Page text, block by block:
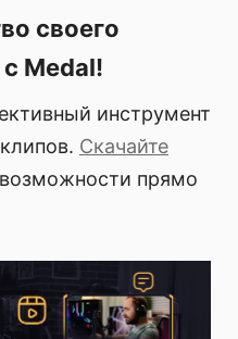
своего
с Medal!
инструмент
Скачайте
прямо